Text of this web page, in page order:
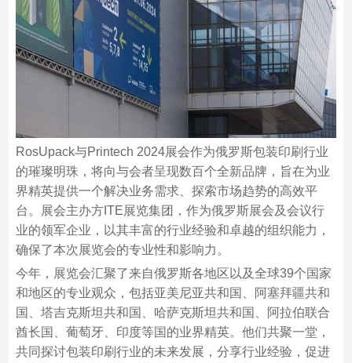
RosUpack与Printech 2024展会作为俄罗斯包装印刷行业
的璀璨明珠，将向与会者呈现数百个全新品牌，旨在为业
界精英提供一个解决业务需求、探索市场趋势的高效平
台。展会主办方ITE展览集团，作为俄罗斯展会及会议行
业的领军企业，以其丰富的行业经验和卓越的组织能力，
确保了本次展览会的专业性和影响力。
今年，展览会汇聚了来自俄罗斯各地区以及全球39个国家
和地区的专业观众，包括亚美尼亚共和国、阿塞拜疆共和
国、塔吉克斯坦共和国、哈萨克斯坦共和国、阿拉伯联合
酋长国、葡萄牙、印度等国的业界精英。他们共聚一堂，
共同探讨包装印刷行业的未来发展，分享行业经验，促进